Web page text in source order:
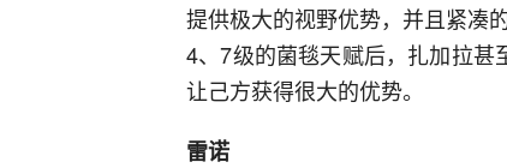
提供极大的视野优势，并且紧凑
4、7级的菌毯天赋后，扎加拉
让己方获得很大的优势。
雷诺